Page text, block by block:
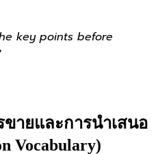
key points before
ายและการนำเสนอ
Vocabulary)